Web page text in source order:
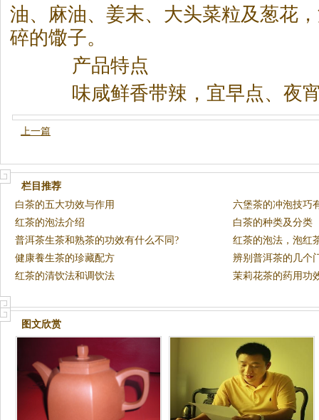
油、麻油、姜末、大头菜粒及葱花
碎的馓子。
产品特点
味咸鲜香带辣，宜早点、夜宵
上一篇
栏目推荐
白茶的五大功效与作用
六堡茶的冲泡技巧
红茶的泡法介绍
白茶的种类及分类
普洱茶生茶和熟茶的功效有什么不同?
红茶的泡法，泡红
健康養生茶的珍藏配方
辨别普洱茶的几个
红茶的清饮法和调饮法
茉莉花茶的药用功
图文欣赏